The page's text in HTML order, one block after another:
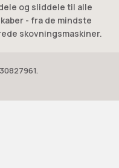
og sliddele til alle
- fra de mindste
skovningsmaskiner.